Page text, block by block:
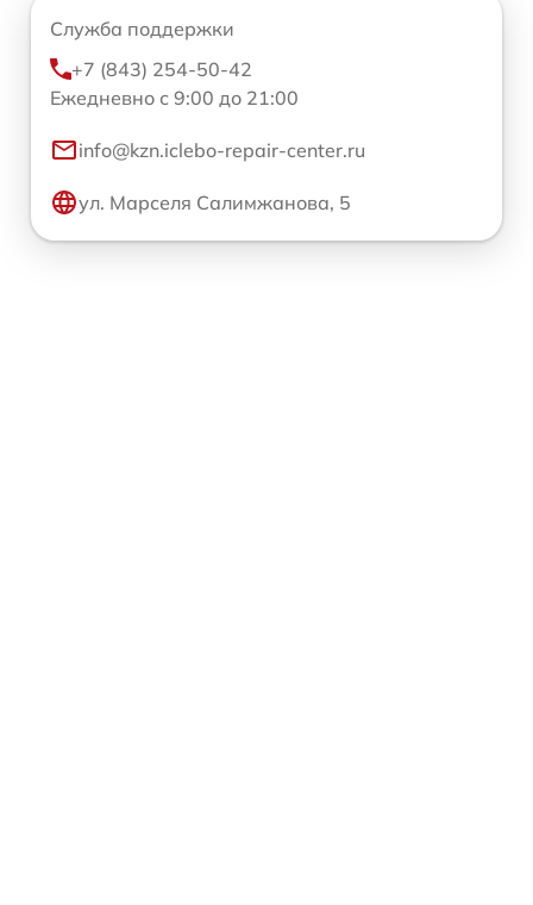
Служба поддержки
+7 (843) 254-50-42
Ежедневно с 9:00 до 21:00
info@kzn.iclebo-repair-center.ru
ул. Марселя Салимжанова, 5